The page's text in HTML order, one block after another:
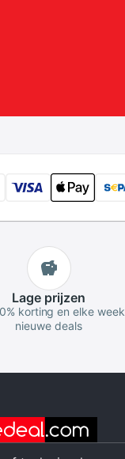
Lage prijzen
korting en elke week
nieuwe deals